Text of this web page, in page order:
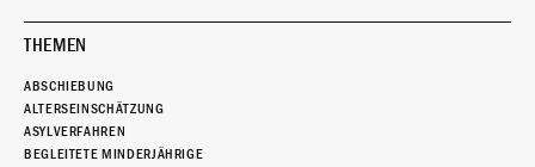
THEMEN
ABSCHIEBUNG
ALTERSEINSCHÄTZUNG
ASYLVERFAHREN
BEGLEITETE MINDERJÄHRIGE